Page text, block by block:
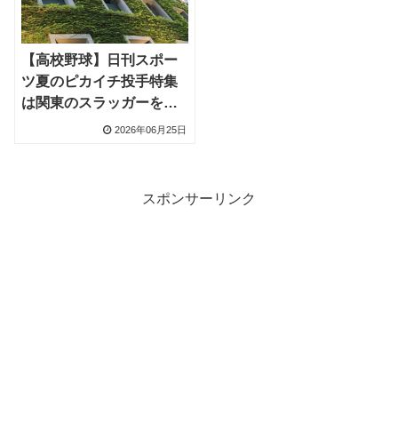
【高校野球】日刊スポー
ツ夏のピカイチ投手特集
は関東のスラッガーを紹
介、八千代松陰の石塚太
2026年06月25日
スポンサーリンク